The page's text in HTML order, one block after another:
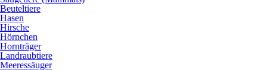
Beuteltiere
Hasen
Hirsche
Hörnchen
Hornträger
Landraubtiere
Meeressäuger